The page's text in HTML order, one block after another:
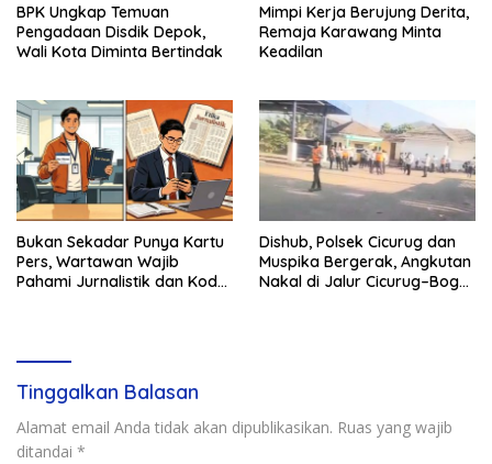
BPK Ungkap Temuan
Pengadaan Disdik Depok,
Wali Kota Diminta Bertindak
Mimpi Kerja Berujung Derita,
Remaja Karawang Minta
Keadilan
Bukan Sekadar Punya Kartu
Pers, Wartawan Wajib
Pahami Jurnalistik dan Kode
Dishub, Polsek Cicurug dan
Muspika Bergerak, Angkutan
Nakal di Jalur Cicurug–Bogor
Tinggalkan Balasan
Alamat email Anda tidak akan dipublikasikan. Ruas yang wajib
ditandai *